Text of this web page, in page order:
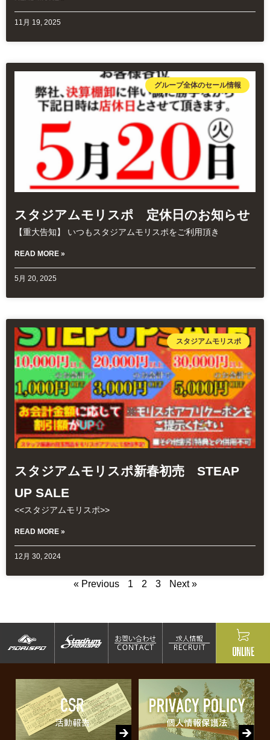
11月 19, 2025
グループ全体のセール情報
スタジアムモリスポ 定休日のお知らせ
【重大告知】 いつもスタジアムモリスポをご利用頂き
READ MORE »
5月 20, 2025
スタジアムモリスポ
スタジアムモリスポ新春初売 STEAP
UP SALE
<<スタジアムモリスポ>>
READ MORE »
12月 30, 2024
« Previous 1 2 3 Next »